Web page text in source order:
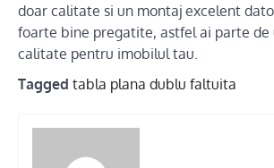
doar calitate si un montaj excelent
foarte bine pregatite, astfel ai parte de
calitate pentru imobilul tau.
Tagged tabla plana dublu faltuita